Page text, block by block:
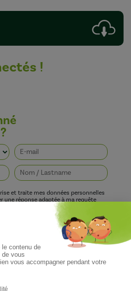
!
et traite mes données personnelles
une réponse adaptée à ma requête
de la vie privée de Vivagro.
my personal data collected in order
to my request in accordance with